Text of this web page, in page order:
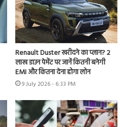
Renault Duster खरीदने का प्लान? 2
लाख डाउन पेमेंट पर जानें कितनी बनेगी
EMI और कितना देना होगा लोन
9 July 2026 - 6:33 PM